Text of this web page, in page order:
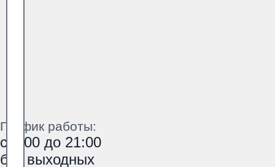
График работы:
с 9:00 до 21:00
без выходных